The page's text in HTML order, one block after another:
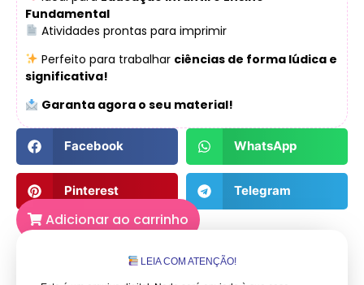
Fundamental
Atividades prontas para imprimir
Perfeito para trabalhar ciências de forma lúdica e
significativa!
Garanta agora o seu material!
Facebook WhatsApp
Pinterest Telegram
Adicionar ao carrinho
LEIA COM ATENÇÃO!